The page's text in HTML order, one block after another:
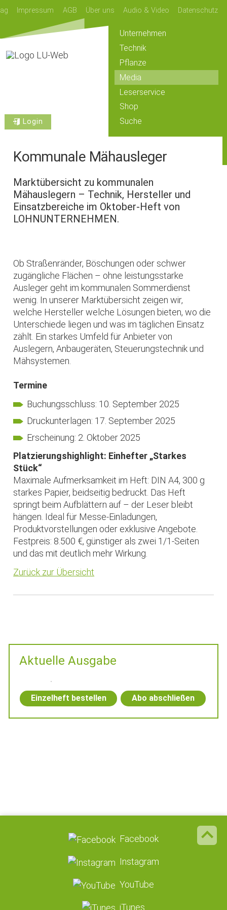
Impressum AGB Über uns Audio & Video Datenschutz
Login
Unternehmen
Technik
Pflanze
Media
Leserservice
Shop
Suche
Kommunale Mähausleger
Marktübersicht zu kommunalen
Mähauslegern – Technik, Hersteller und
Einsatzbereiche im Oktober-Heft von
LOHNUNTERNEHMEN.
Ob Straßenränder, Böschungen oder schwer
zugängliche Flächen – ohne leistungsstarke
Ausleger geht im kommunalen Sommerdienst
wenig. In unserer Marktübersicht zeigen wir,
welche Hersteller welche Lösungen bieten, wo die
Unterschiede liegen und was im täglichen Einsatz
zählt. Ein starkes Umfeld für Anbieter von
Auslegern, Anbaugeräten, Steuerungstechnik und
Mähsystemen.
Termine
Buchungsschluss: 10. September 2025
Druckunterlagen: 17. September 2025
Erscheinung: 2. Oktober 2025
Platzierungshighlight: Einhefter „Starkes
Stück“
Maximale Aufmerksamkeit im Heft: DIN A4, 300 g
starkes Papier, beidseitig bedruckt. Das Heft
springt beim Aufblättern auf – der Leser bleibt
hängen. Ideal für Messe-Einladungen,
Produktvorstellungen oder exklusive Angebote.
Festpreis: 8.500 €, günstiger als zwei 1/1-Seiten
und das mit deutlich mehr Wirkung.
Zurück zur Übersicht
Aktuelle Ausgabe
Einzelheft bestellen Abo abschließen
Facebook
Instagram
YouTube
iTunes